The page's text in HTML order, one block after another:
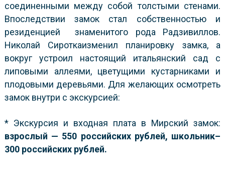
соединенными между собой толстыми стенами.
Впоследствии замок стал собственностью и
резиденцией знаменитого рода Радзивиллов.
Николай Сироткаизменил планировку замка, а
вокруг устроил настоящий итальянский сад с
липовыми аллеями, цветущими кустарниками и
плодовыми деревьями. Для желающих осмотреть
замок внутри с экскурсией:
* Экскурсия и входная плата в Мирский замок:
взрослый — 550 российских рублей, школьник–
300 российских рублей.